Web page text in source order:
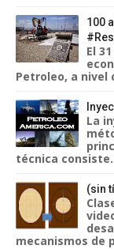
100
El
Petroleo, a nivel
La
técnica
(sin
mecanismos de